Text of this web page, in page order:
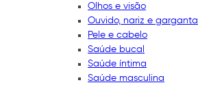
Olhos e visão
Ouvido, nariz e garganta
Pele e cabelo
Saúde bucal
Saúde íntima
Saúde masculina